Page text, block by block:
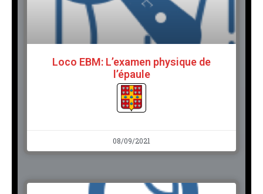
Loco EBM: L’examen physique de
l’épaule
08/09/2021